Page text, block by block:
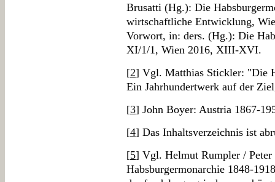
Brusatti (Hg.): Die
wirtschaftliche Entwicklung,
Vorwort, in: ders. (Hg.): Die
XI/1/1, Wien 2016, XIII-XVI.
[2] Vgl. Matthias Stickler: "Die
Ein Jahrhundertwerk auf der
[3] John Boyer: Austria 1867-
[4] Das Inhaltsverzeichnis ist
[5] Vgl. Helmut Rumpler /
Habsburgermonarchie 1848-